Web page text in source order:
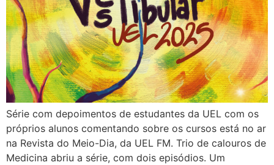
Série com depoimentos de estudantes da UEL com os
próprios alunos comentando sobre os cursos está no ar
na Revista do Meio-Dia, da UEL FM. Trio de calouros de
Medicina abriu a série, com dois episódios. Um